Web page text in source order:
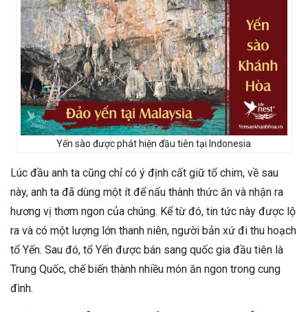
Yến sào được phát hiện đầu tiên tại Indonesia
Lúc đầu anh ta cũng chỉ có ý định cất giữ tổ chim, về sau
này, anh ta đã dùng một ít để nấu thành thức ăn và nhận ra
hương vị thơm ngon của chúng. Kể từ đó, tin tức này được lộ
ra và có một lượng lớn thanh niên, người bản xứ đi thu hoạch
tổ Yến. Sau đó, tổ Yến được bán sang quốc gia đầu tiên là
Trung Quốc, chế biến thành nhiều món ăn ngon trong cung
đình.